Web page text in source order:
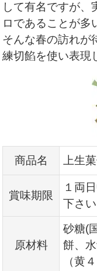
して有名ですが、
ロであることが多
そんな春の訪れが
練切餡を使い表現
商品名 上生
賞味期限
１両
下さい
原材料
砂糖(
餅、
（黄